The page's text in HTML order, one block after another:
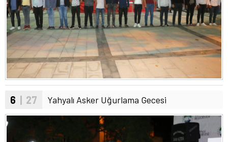
6 | 27 Yahyalı Asker Uğurlama Gecesi